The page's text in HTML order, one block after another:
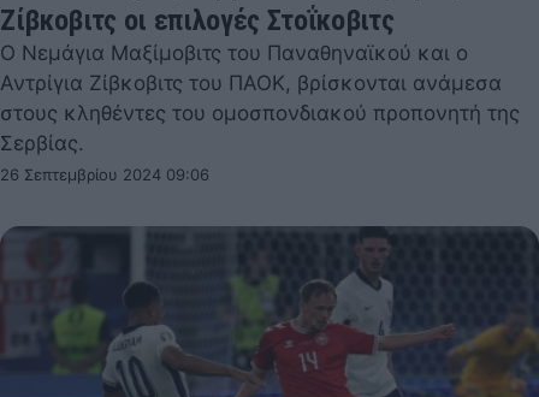
Ζίβκοβιτς οι επιλογές Στοΐκοβιτς
Ο Νεμάγια Μαξίμοβιτς του Παναθηναϊκού και ο
Αντρίγια Ζίβκοβιτς του ΠΑΟΚ, βρίσκονται ανάμεσα
στους κληθέντες του ομοσπονδιακού προπονητή της
Σερβίας.
26 Σεπτεμβρίου 2024 09:06